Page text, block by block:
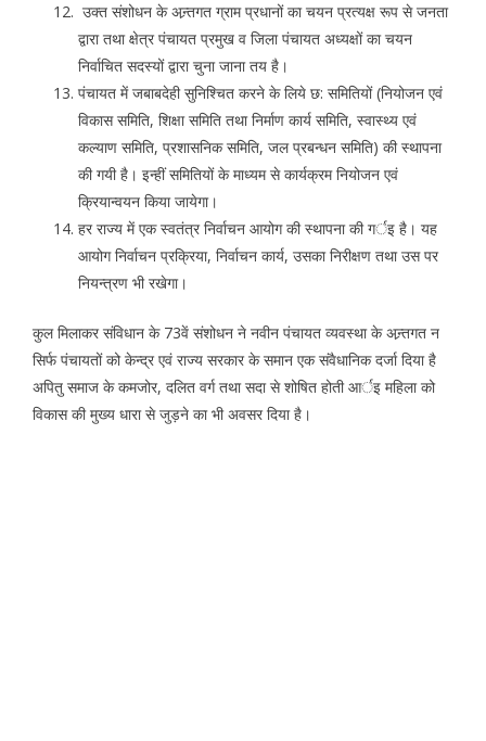
उक्त संशोधन के अन्र्तगत ग्राम प्रधानों का चयन प्रत्यक्ष रूप से जनता
द्वारा तथा क्षेत्र पंचायत प्रमुख व जिला पंचायत अध्यक्षों का चयन
निर्वाचित सदस्यों द्वारा चुना जाना तय है।
पंचायत में जबाबदेही सुनिश्चित करने के लिये छ: समितियों (नियोजन एवं
विकास समिति, शिक्षा समिति तथा निर्माण कार्य समिति, स्वास्थ्य एवं
कल्याण समिति, प्रशासनिक समिति, जल प्रबन्धन समिति) की स्थापना
की गयी है। इन्हीं समितियों के माध्यम से कार्यक्रम नियोजन एवं
क्रियान्वयन किया जायेगा।
हर राज्य में एक स्वतंत्र निर्वाचन आयोग की स्थापना की गर्इ है। यह
आयोग निर्वाचन प्रक्रिया, निर्वाचन कार्य, उसका निरीक्षण तथा उस पर
नियन्त्रण भी रखेगा।
कुल मिलाकर संविधान के 73वें संशोधन ने नवीन पंचायत व्यवस्था के अन्र्तगत न
सिर्फ पंचायतों को केन्द्र एवं राज्य सरकार के समान एक संवैधानिक दर्जा दिया है
अपितु समाज के कमजोर, दलित वर्ग तथा सदा से शोषित होती आर्इ महिला को
विकास की मुख्य धारा से जुड़ने का भी अवसर दिया है।